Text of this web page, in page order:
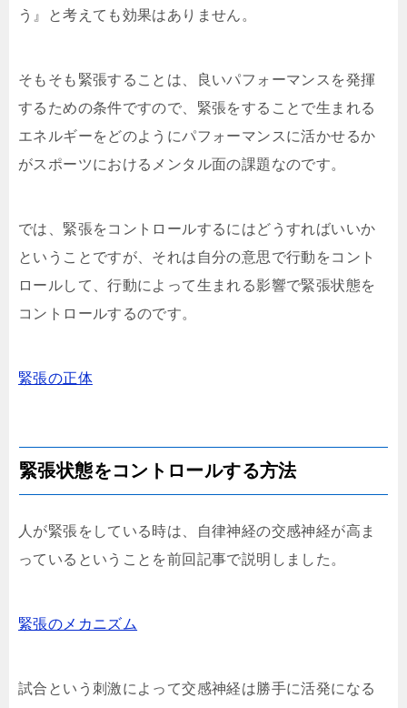
う』と考えても効果はありません。
そもそも緊張することは、良いパフォーマンスを発揮
するための条件ですので、緊張をすることで生まれる
エネルギーをどのようにパフォーマンスに活かせるか
がスポーツにおけるメンタル面の課題なのです。
では、緊張をコントロールするにはどうすればいいか
ということですが、それは自分の意思で行動をコント
ロールして、行動によって生まれる影響で緊張状態を
コントロールするのです。
緊張の正体
緊張状態をコントロールする方法
人が緊張をしている時は、自律神経の交感神経が高ま
っているということを前回記事で説明しました。
緊張のメカニズム
試合という刺激によって交感神経は勝手に活発になる